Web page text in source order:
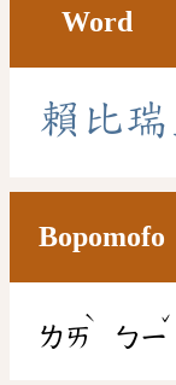
Word
賴 比瑞
Bopomofo
ㄌㄞ
ˋ
ㄅㄧ
ˇ